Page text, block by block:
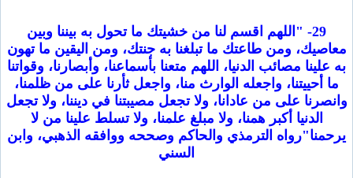
29- "اللهم اقسم لنا من خشيتك ما تحول به بيننا وبين
معاصيك، ومن طاعتك ما تبلغنا به جنتك، ومن اليقين ما تهون
به علينا مصائب الدنيا، اللهم متعنا بأسماعنا، وأبصارنا، وقواتنا
ما أحييتنا، واجعله الوارث منا، واجعل ثأرنا على من ظلمنا،
وانصرنا على من عادانا، ولا تجعل مصيبتنا في ديننا، ولا تجعل
الدنيا أكبر همنا، ولا مبلغ علمنا، ولا تسلط علينا من لا
يرحمنا"رواه الترمذي والحاكم وصححه ووافقه الذهبي، وابن
السني